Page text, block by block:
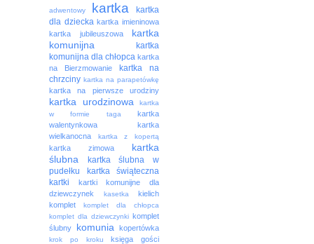
adwentowy
kartka
kartka
dla dziecka kartka imieninowa
kartka jubileuszowa
kartka
komunijna
kartka
komunijna dla chłopca kartka
na Bierzmowanie
kartka na
chrzciny kartka na parapetówkę
kartka na pierwsze urodziny
kartka urodzinowa
kartka
w formie taga
kartka
walentynkowa
kartka
wielkanocna
kartka z kopertą
kartka zimowa
kartka
ślubna
kartka ślubna w
pudełku
kartka świąteczna
kartki
kartki komunijne dla
dziewczynek
kasetka
kielich
komplet
komplet dla chłopca
komplet dla dziewczynki komplet
ślubny
komunia kopertówka
krok po kroku księga gości